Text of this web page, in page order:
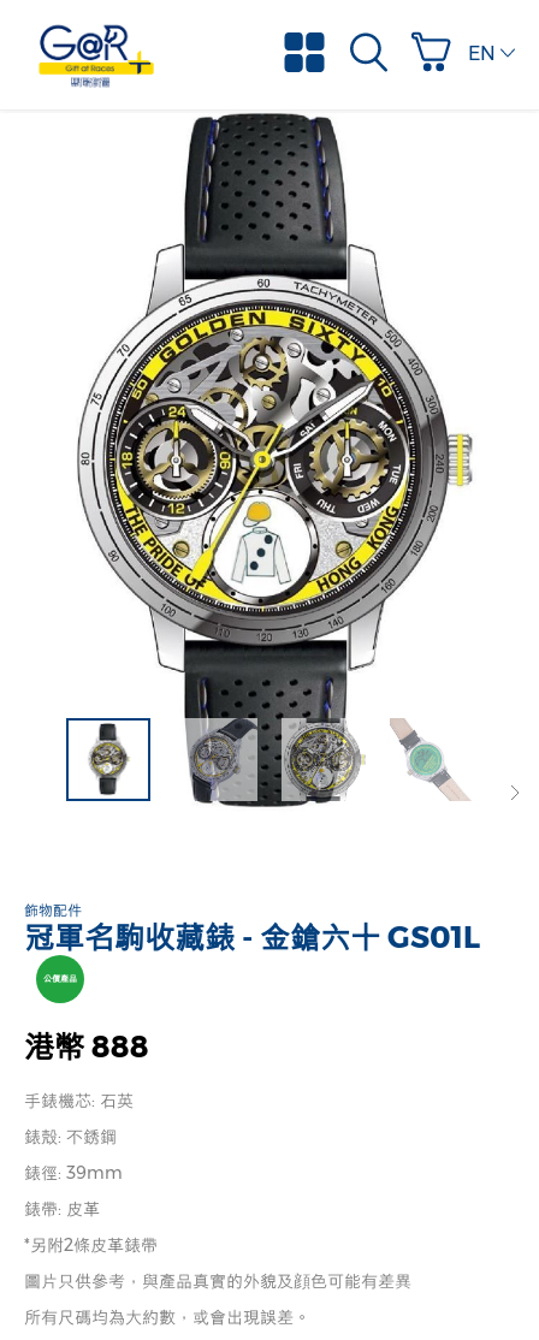
飾物配件
冠軍名駒收藏錶 - 金鎗六十 GS01L
公價產品
港幣 888
手錶機芯: 石英
錶殼: 不銹鋼
錶徑: 39mm
錶帶: 皮革
*另附2條皮革錶帶
圖片只供參考，與產品真實的外貌及顔色可能有差異
所有尺碼均為大約數，或會出現誤差。